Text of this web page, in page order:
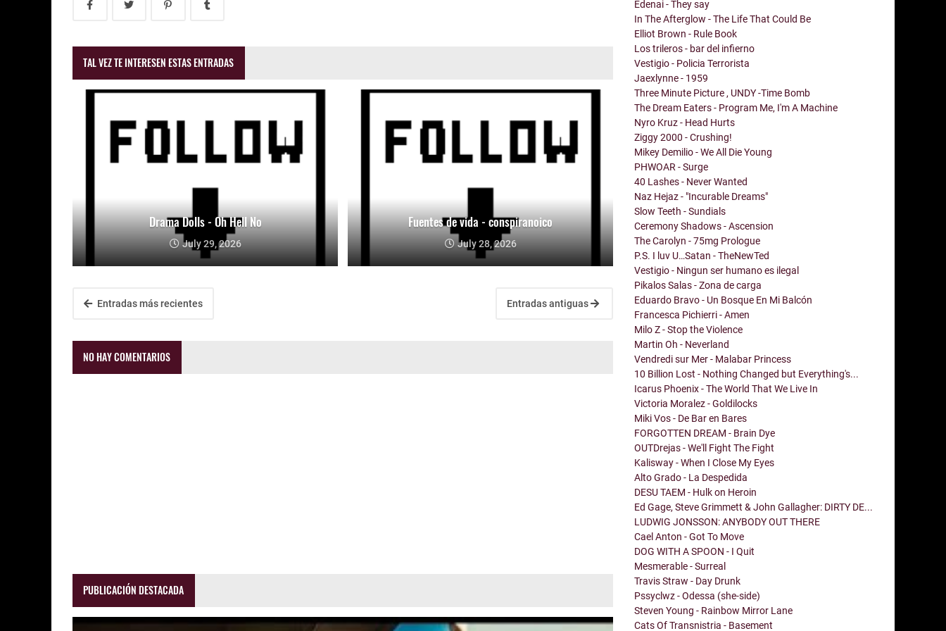
TAL VEZ TE INTERESEN ESTAS ENTRADAS
Drama Dolls - Oh Hell No
July 29, 2026
Fuentes de vida - conspiranoico
July 28, 2026
Entradas más recientes Entradas antiguas
NO HAY COMENTARIOS
PUBLICACIÓN DESTACADA
Edenai - They say
In The Afterglow - The Life That Could Be
Elliot Brown - Rule Book
Los trileros - bar del infierno
Vestigio - Policia Terrorista
Jaexlynne - 1959
Three Minute Picture , UNDY -Time Bomb
The Dream Eaters - Program Me, I'm A Machine
Nyro Kruz - Head Hurts
Ziggy 2000 - Crushing!
Mikey Demilio - We All Die Young
PHWOAR - Surge
40 Lashes - Never Wanted
Naz Hejaz - "Incurable Dreams"
Slow Teeth - Sundials
Ceremony Shadows - Ascension
The Carolyn - 75mg Prologue
P.S. I luv U…Satan - TheNewTed
Vestigio - Ningun ser humano es ilegal
Pikalos Salas - Zona de carga
Eduardo Bravo - Un Bosque En Mi Balcón
Francesca Pichierri - Amen
Milo Z - Stop the Violence
Martin Oh - Neverland
Vendredi sur Mer - Malabar Princess
10 Billion Lost - Nothing Changed but Everything's...
Icarus Phoenix - The World That We Live In
Victoria Moralez - Goldilocks
Miki Vos - De Bar en Bares
FORGOTTEN DREAM - Brain Dye
OUTDrejas - We'll Fight The Fight
Kalisway - When I Close My Eyes
Alto Grado - La Despedida
DESU TAEM - Hulk on Heroin
Ed Gage, Steve Grimmett & John Gallagher: DIRTY DE...
LUDWIG JONSSON: ANYBODY OUT THERE
Cael Anton - Got To Move
DOG WITH A SPOON - I Quit
Mesmerable - Surreal
Travis Straw - Day Drunk
Pssyclwz - Odessa (she-side)
Steven Young - Rainbow Mirror Lane
Cats Of Transnistria - Basement